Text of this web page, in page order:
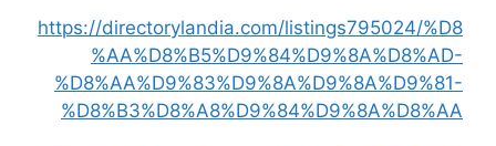
https://directorylandia.com/listings795024/%D8
%AA%D8%B5%D9%84%D9%8A%D8%AD-
%D8%AA%D9%83%D9%8A%D9%8A%D9%81-
%D8%B3%D8%A8%D9%84%D9%8A%D8%AA